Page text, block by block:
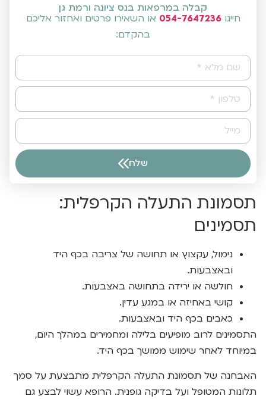
קבלה במרפאות בנס ציונה ורמת גן
חייגו054-7647236 או השאירו פרטים ואחזור אליכם
בהקדם:
שלח
תסמונת התעלה הקרפלית:
תסמינים
נימול, עקצוץ או תחושה של צריבה בכף היד
ובאצבעות.
חולשה או ירידה בתחושה באצבעות.
קושי באחיזה או במגע עדין.
כאבים בכף היד ובאצבעות.
התסמינים לרוב מופיעים בלילה ומחמירים במהלך היום,
במיוחד לאחר שימוש ממושך בכף היד.
האבחנה של תסמונת התעלה הקרפלית מתבצעת על סמך
תלונות המטופל ועל בדיקה גופנית. הרופא עשוי לבצע גם